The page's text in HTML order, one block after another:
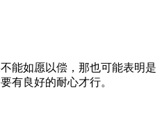
能如愿以偿，那也可能表明是
有良好的耐心才行。